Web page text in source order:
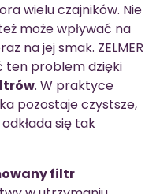
wielu czajników. Nie
może wpływać na
na jej smak. ZELMER
ten problem dzięki
. W praktyce
pozostaje czystsze,
się tak
filtr